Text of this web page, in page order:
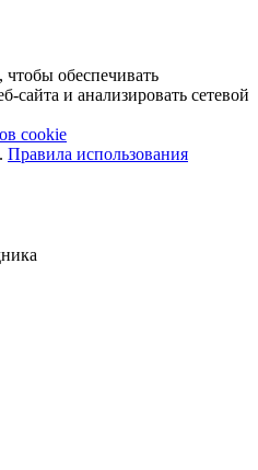
обеспечивать
сайта и анализировать сетевой
cookie
Правила использования